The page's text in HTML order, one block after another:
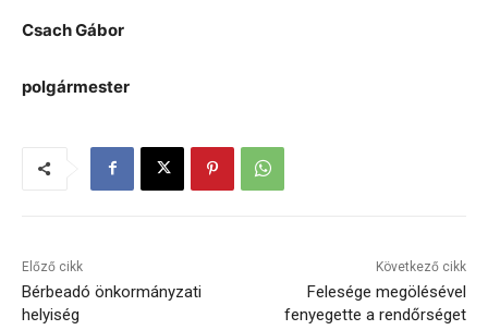
Csach Gábor
polgármester
Előző cikk
Bérbeadó önkormányzati
helyiség
Következő cikk
Felesége megölésével
fenyegette a rendőrséget